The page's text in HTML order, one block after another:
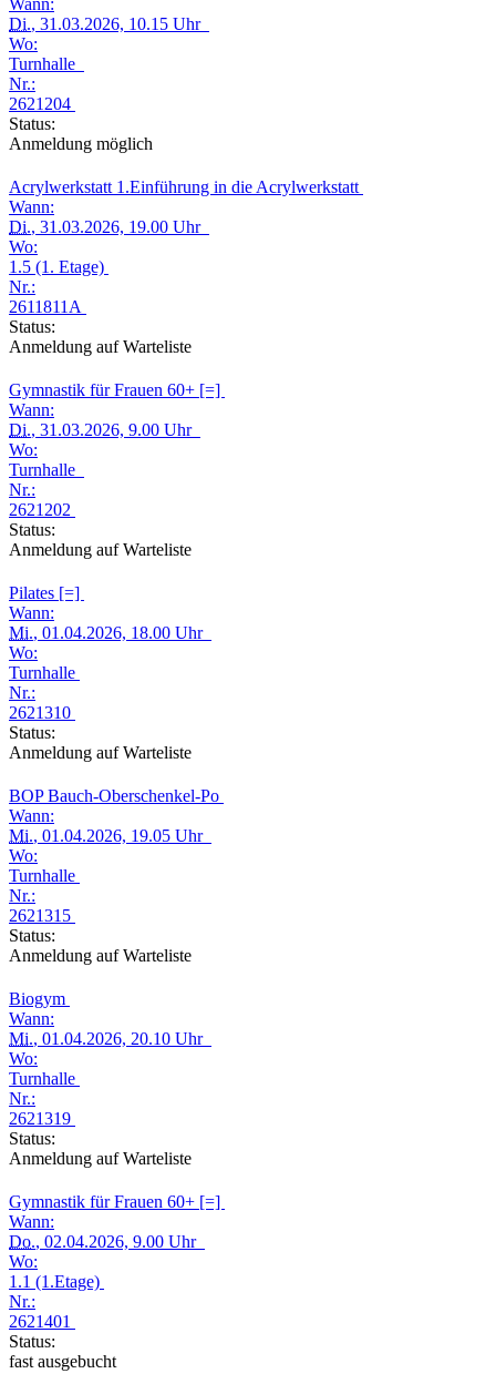
Wann:
Di., 31.03.2026, 10.15 Uhr
Wo:
Turnhalle
Nr.:
2621204
Status:
Anmeldung möglich
Acrylwerkstatt 1.Einführung in die Acrylwerkstatt
Wann:
Di., 31.03.2026, 19.00 Uhr
Wo:
1.5 (1. Etage)
Nr.:
2611811A
Status:
Anmeldung auf Warteliste
Gymnastik für Frauen 60+ [=]
Wann:
Di., 31.03.2026, 9.00 Uhr
Wo:
Turnhalle
Nr.:
2621202
Status:
Anmeldung auf Warteliste
Pilates [=]
Wann:
Mi., 01.04.2026, 18.00 Uhr
Wo:
Turnhalle
Nr.:
2621310
Status:
Anmeldung auf Warteliste
BOP Bauch-Oberschenkel-Po
Wann:
Mi., 01.04.2026, 19.05 Uhr
Wo:
Turnhalle
Nr.:
2621315
Status:
Anmeldung auf Warteliste
Biogym
Wann:
Mi., 01.04.2026, 20.10 Uhr
Wo:
Turnhalle
Nr.:
2621319
Status:
Anmeldung auf Warteliste
Gymnastik für Frauen 60+ [=]
Wann:
Do., 02.04.2026, 9.00 Uhr
Wo:
1.1 (1.Etage)
Nr.:
2621401
Status:
fast ausgebucht